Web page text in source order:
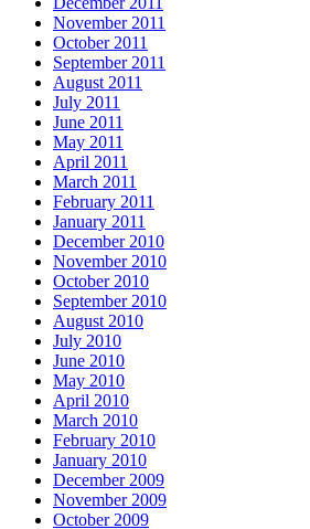
November 2011
October 2011
September 2011
August 2011
July 2011
June 2011
May 2011
April 2011
March 2011
February 2011
January 2011
December 2010
November 2010
October 2010
September 2010
August 2010
July 2010
June 2010
May 2010
April 2010
March 2010
February 2010
January 2010
December 2009
November 2009
October 2009